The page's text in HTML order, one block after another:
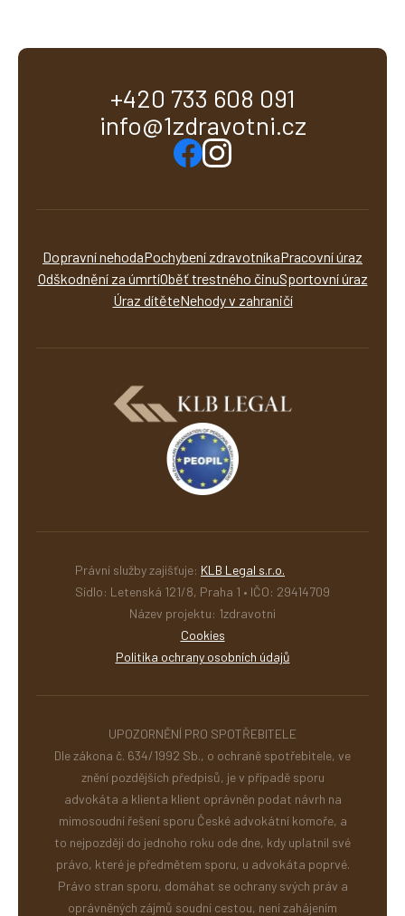
+420 733 608 091
info@1zdravotni.cz
Dopravní nehodaPochybení zdravotníkaPracovní úraz
Odškodnění za úmrtíOběť trestného činuSportovní úraz
Úraz dítěteNehody v zahraničí
Právní služby zajišťuje: KLB Legal s.r.o.
Sídlo: Letenská 121/8, Praha 1 • IČO: 29414709
Název projektu: 1zdravotni
Cookies
Politika ochrany osobních údajů
UPOZORNĚNÍ PRO SPOTŘEBITELE
Dle zákona č. 634/1992 Sb., o ochraně spotřebitele, ve
znění pozdějších předpisů, je v případě sporu
advokáta a klienta klient oprávněn podat návrh na
mimosoudní řešení sporu České advokátní komoře, a
to nejpozději do jednoho roku ode dne, kdy uplatnil své
právo, které je předmětem sporu, u advokáta poprvé.
Právo stran sporu, domáhat se ochrany svých práv a
oprávněných zájmů soudní cestou, není zahájením